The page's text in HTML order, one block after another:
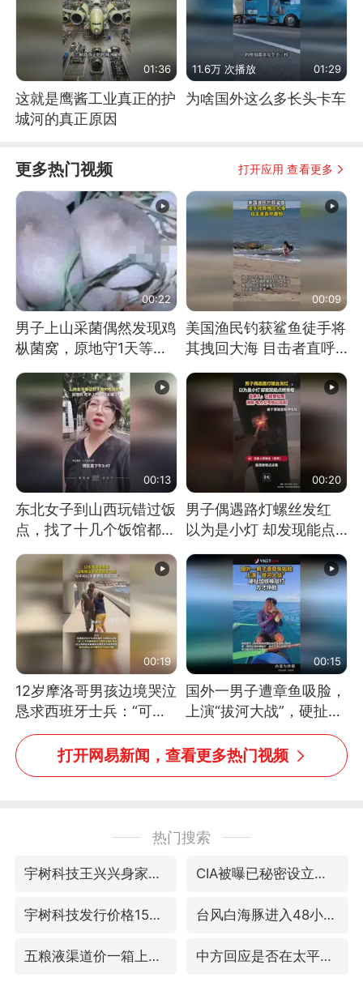
01:36
这就是鹰酱工业真正的护
城河的真正原因
11.6万 次播放 01:29
为啥国外这么多长头卡车
更多热门视频 打开应用 查看更多
00:22
男子上山采菌偶然发现鸡
枞菌窝，原地守1天等它
00:09
美国渔民钓获鲨鱼徒手将
其拽回大海 目击者直呼
消息）
00:13
东北女子到山西玩错过饭
点，找了十几个饭馆都没
00:20
男子偶遇路灯螺丝发红
以为是小灯 却发现能点
处理
00:19
12岁摩洛哥男孩边境哭泣
恳求西班牙士兵：“可不
可以不要把我遣返回国”
00:15
国外一男子遭章鱼吸脸，
上演“拔河大战”，硬扯加
铁棒敲打方才挣脱
打开网易新闻，查看更多热门视频
热门搜索
宇树科技王兴兴身家有望超200亿元 CIA被曝已秘密设立古巴工作组
宇树科技发行价格150.80元/股 台风白海豚进入48小时警戒线
五粮液渠道价一箱上涨近百元 中方回应是否在太平洋海底开采稀土